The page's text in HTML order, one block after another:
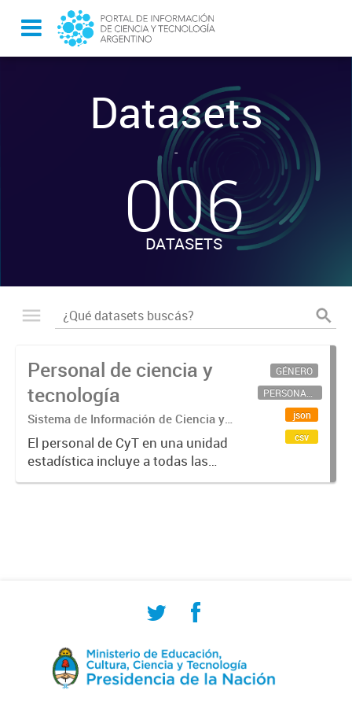
Datasets
-
006
DATASETS
Personal de ciencia y
tecnología
Sistema de Información de Ciencia y
Tecnología Argentino (SICYTAR)
El personal de CyT en una unidad
estadística incluye a todas las
personas involucradas
GÉNERO
PERSONAL CIENTÍFICO-TECNOLÓGICO
json
csv